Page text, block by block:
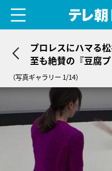
プロレスにハマる
至も絶賛の『豆腐
（写真ギャラリー 1/14）